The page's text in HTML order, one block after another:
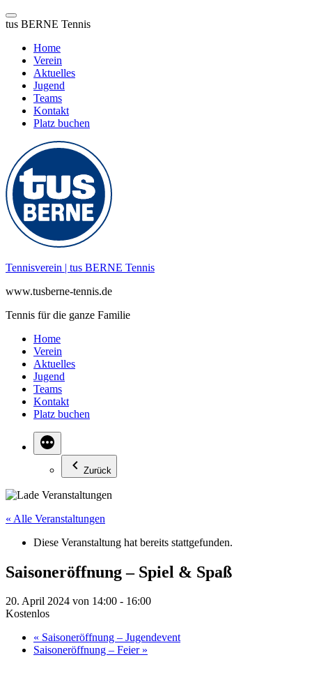
tus BERNE Tennis
Home
Verein
Aktuelles
Jugend
Teams
Kontakt
Platz buchen
Inhalt
springen
Tennisverein | tus BERNE Tennis
www.tusberne-tennis.de
Tennis für die ganze Familie
Home
Verein
Aktuelles
Jugend
Teams
Kontakt
Platz buchen
Zurück
« Alle Veranstaltungen
Diese Veranstaltung hat bereits stattgefunden.
Saisoneröffnung – Spiel & Spaß
20. April 2024 von 14:00 - 16:00
Kostenlos
« Saisoneröffnung – Jugendevent
Saisoneröffnung – Feier »